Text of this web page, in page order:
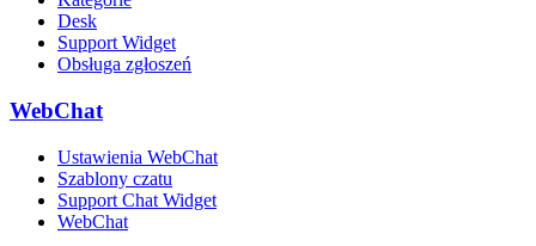
Desk
Support Widget
Obsługa zgłoszeń
WebChat
Ustawienia WebChat
Szablony czatu
Support Chat Widget
WebChat